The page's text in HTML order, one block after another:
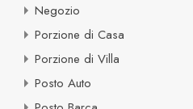
Negozio
Porzione di Casa
Porzione di Villa
Posto Auto